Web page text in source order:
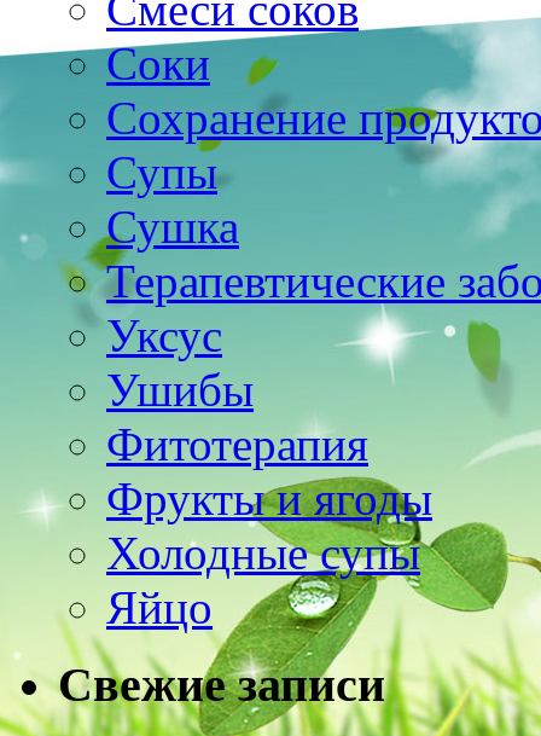
Соки
Сохранение
Супы
Сушка
Терапевтические
Уксус
Ушибы
Фитотерапия
Фрукты и ягоды
Холодные супы
Яйцо
Свежие записи